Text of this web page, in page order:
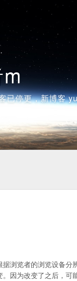
已停更，新博客
浏览者的浏览设备分
因为改变了之后，可